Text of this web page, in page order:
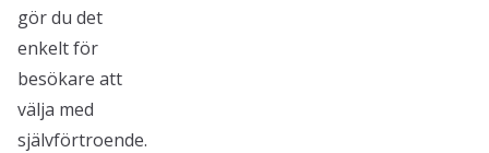
gör du det
enkelt för
besökare att
välja med
självförtroende.